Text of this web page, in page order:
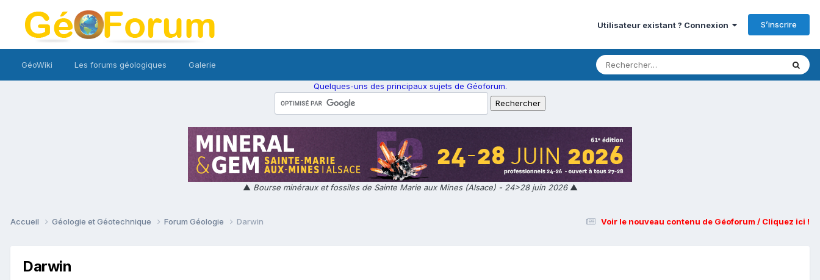
Utilisateur existant ? Connexion S’inscrire
GéoWiki Les forums géologiques Galerie
Quelques-uns des principaux sujets de Géoforum.
▲ Bourse minéraux et fossiles de Sainte Marie aux Mines (Alsace) - 24>28 juin 2026▲
Voir le nouveau contenu de Géoforum / Cliquez ici !
Accueil Géologie et Géotechnique Forum Géologie Darwin
Darwin